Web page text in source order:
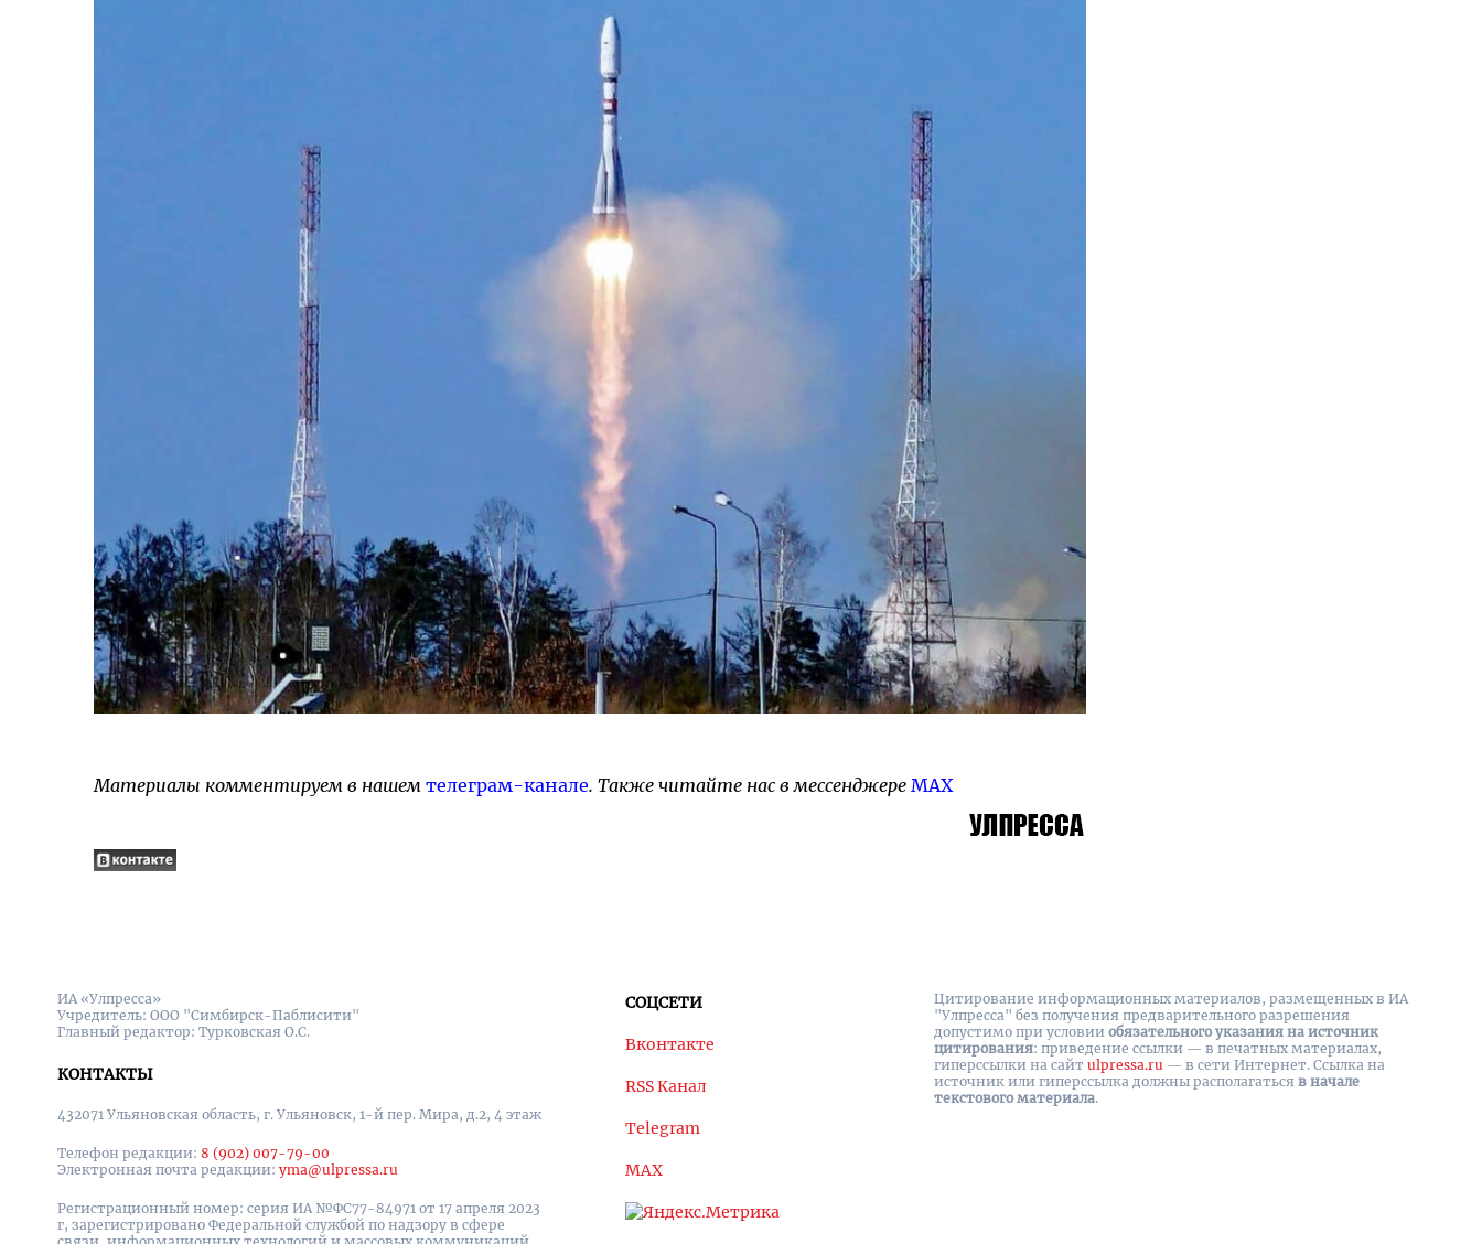
Материалы комментируем в нашем телеграм-канале. Также читайте нас в мессенджере MAX
ИА «Улпресса»
Учредитель: ООО "Симбирск-Паблисити"
Главный редактор: Турковская О.С.
КОНТАКТЫ
432071 Ульяновская область, г. Ульяновск, 1-й пер. Мира, д.2, 4 этаж
Телефон редакции: 8 (902) 007-79-00
Электронная почта редакции: yma@ulpressa.ru
Регистрационный номер: серия ИА №ФС77-84971 от 17 апреля 2023
г, зарегистрировано Федеральной службой по надзору в сфере
СОЦСЕТИ
Вконтакте
RSS Канал
Telegram
MAX
Цитирование информационных материалов, размещенных в ИА
"Улпресса" без получения предварительного разрешения
допустимо при условии обязательного указания на источник
цитирования: приведение ссылки — в печатных материалах,
гиперссылки на cайт ulpressa.ru — в сети Интернет. Ссылка на
источник или гиперссылка должны располагаться в начале
текстового материала.